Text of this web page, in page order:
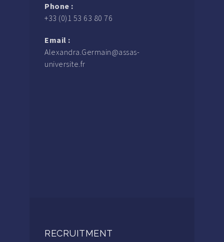
Phone :
+33 (0)1 53 63 80 76
Email :
Alexandra.Germain@assas-
universite.fr
RECRUITMENT